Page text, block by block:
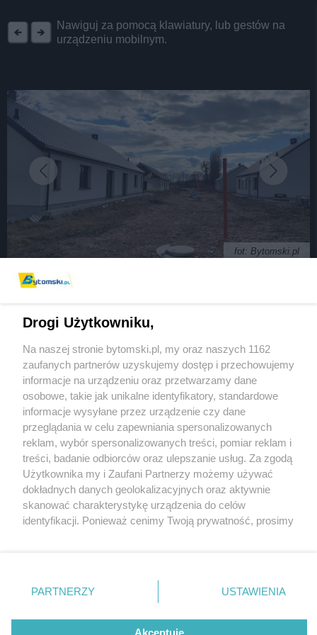
Nawiguj za pomocą klawiatury, lub gestów na
urządzeniu mobilnym.
fot: Bytomski.pl
kolejnym
4 / 17
Budowa osiedla w miejscu
stadionu na Bobrku
Teren stadionu przed laty został przekazany
prywatnemu deweloperowi, który buduje tu osiedle
domów jednorodzinnych. Część budynków już stoi, a
Wydawca mediów lokalnych
Nie zapomnij
zapoznać się z:
polityką prywatności regulamin korzystania z portali
Twojemiasto
Piekary Śląskie
Chorzów
Tarnowskie Góry
Gliwice
Skontakuj sięz nami
Kontakt
Wydawca
Pogoda
Drogi Użytkowniku,
Na naszej stronie bytomski.pl, my oraz naszych 1162
zaufanych partnerów uzyskujemy dostęp i przechowujemy
informacje na urządzeniu oraz przetwarzamy dane
osobowe, takie jak unikalne identyfikatory, standardowe
informacje wysyłane przez urządzenie czy dane
przeglądania w celu zapewniania spersonalizowanych
reklam, wybór spersonalizowanych treści, pomiar reklam i
treści, badanie odbiorców oraz ulepszanie usług. Za zgodą
Użytkownika my i Zaufani Partnerzy możemy używać
dokładnych danych geolokalizacyjnych oraz aktywnie
skanować charakterystykę urządzenia do celów
identyfikacji. Ponieważ cenimy Twoją prywatność, prosimy
prywatności znajdujący się w lewym dolnym rogu strony
. Niektóre rodzaje przetwarzania danych nie wymagają
zgody użytkownika, ale masz prawo sprzeciwić się
takiemu przetwarzaniu. Preferencje będą miały
PARTNERZY USTAWIENIA
Akceptuję